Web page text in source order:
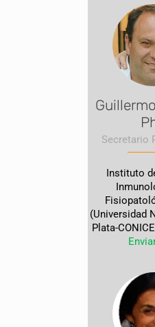
Secretario
Instituto
(Universidad
Plata-